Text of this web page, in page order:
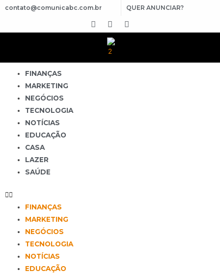
contato@comunicabc.com.br QUER ANUNCIAR?
FINANÇAS
MARKETING
NEGÓCIOS
TECNOLOGIA
NOTÍCIAS
EDUCAÇÃO
CASA
LAZER
SAÚDE
FINANÇAS
MARKETING
NEGÓCIOS
TECNOLOGIA
NOTÍCIAS
EDUCAÇÃO